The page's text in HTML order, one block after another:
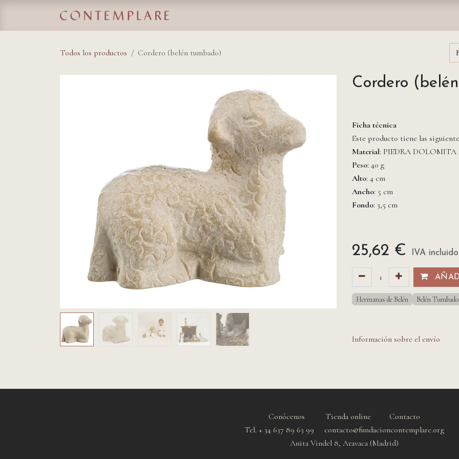
Todos los productos Cordero (belén tumbado)
Cordero
Ficha técnica
Este producto tiene las
Material: PIEDRA DOLOMITA
Peso: 40 g
Alto: 4 cm
Ancho: 5 cm
Fondo: 3,5 cm
25,62 € IVA incluido
Hermanas de Belén Belén Tumbado
Información sobre el envío
Conócenos Tienda online
Contacto
Tel. + 34 637 89 63 99 contacto@fundacioncontemplare.org
Anita Vindel 8, Aravaca (Madrid)